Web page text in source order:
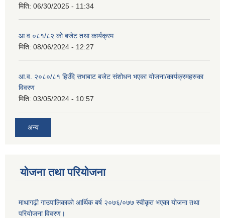
मिति: 06/30/2025 - 11:34
आ.व.०८१/८२ को बजेट तथा कार्यक्रम
मिति: 08/06/2024 - 12:27
आ.व. २०८०/८१ हिउँदे सभाबाट बजेट संशोधन भएका योजना/कार्यक्रमहरुका
विवरण
मिति: 03/05/2024 - 10:57
अन्य
योजना तथा परियोजना
माथागढ़ी गाउपालिकाको आर्थिक बर्ष २०७६/०७७ स्वीकृत भएका योजना तथा
परियोजना विवरण।